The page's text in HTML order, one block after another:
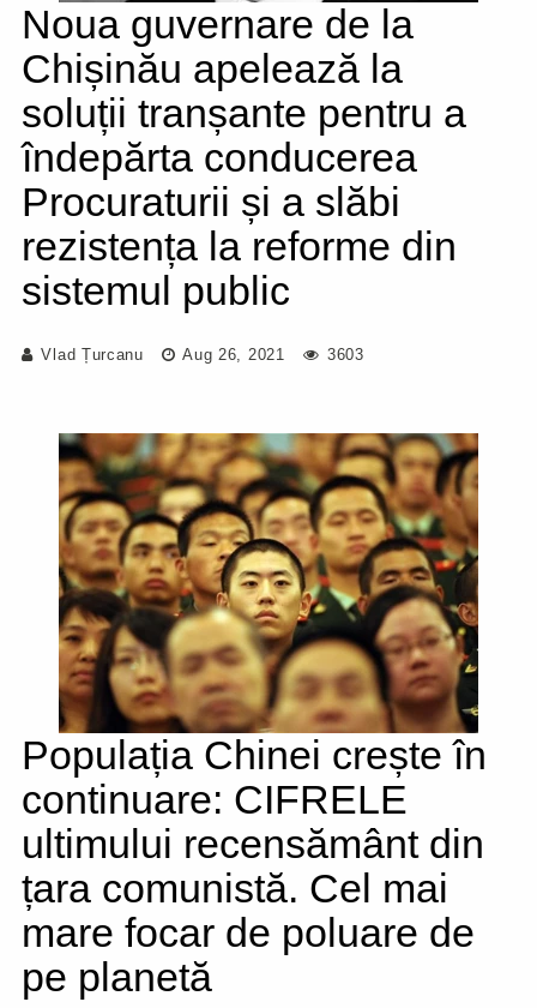
Noua guvernare de la
Chișinău apelează la
soluții tranșante pentru a
îndepărta conducerea
Procuraturii și a slăbi
rezistența la reforme din
sistemul public
Vlad Țurcanu Aug 26, 2021 3603
Populația Chinei crește în
continuare: CIFRELE
ultimului recensământ din
țara comunistă. Cel mai
mare focar de poluare de
pe planetă